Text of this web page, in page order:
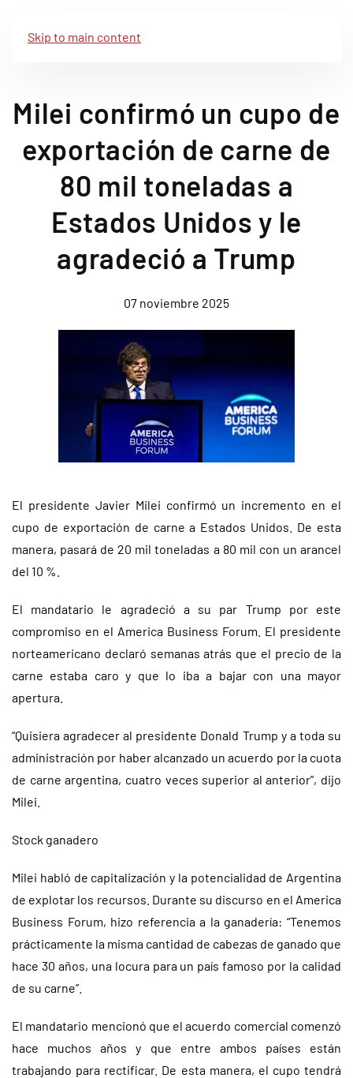
Skip to main content
Milei confirmó un cupo de
exportación de carne de
80 mil toneladas a
Estados Unidos y le
agradeció a Trump
07 noviembre 2025
El presidente Javier Milei confirmó un incremento en el
cupo de exportación de carne a Estados Unidos. De esta
manera, pasará de 20 mil toneladas a 80 mil con un arancel
del 10 %.
El mandatario le agradeció a su par Trump por este
compromiso en el America Business Forum. El presidente
norteamericano declaró semanas atrás que el precio de la
carne estaba caro y que lo iba a bajar con una mayor
apertura.
“Quisiera agradecer al presidente Donald Trump y a toda su
administración por haber alcanzado un acuerdo por la cuota
de carne argentina, cuatro veces superior al anterior”, dijo
Milei.
Stock ganadero
Milei habló de capitalización y la potencialidad de Argentina
de explotar los recursos. Durante su discurso en el America
Business Forum, hizo referencia a la ganadería: “Tenemos
prácticamente la misma cantidad de cabezas de ganado que
hace 30 años, una locura para un país famoso por la calidad
de su carne”.
El mandatario mencionó que el acuerdo comercial comenzó
hace muchos años y que entre ambos países están
trabajando para rectificar. De esta manera, el cupo tendrá